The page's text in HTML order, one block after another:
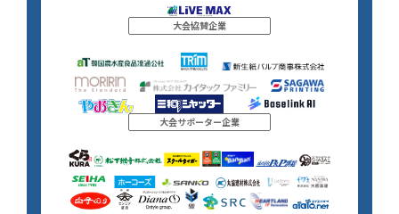
大会協賛企業
大会サポーター企業